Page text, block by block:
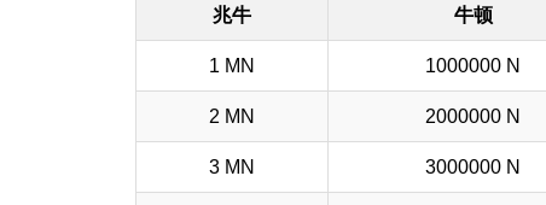
兆牛 牛顿
1 MN 1000000 N
2 MN 2000000 N
3 MN 3000000 N